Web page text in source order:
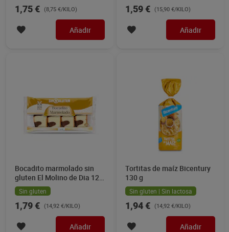
1,75 € (8,75 €/KILO)
Añadir
1,59 € (15,90 €/KILO)
Añadir
Bocadito marmolado sin
gluten El Molino de Dia 120
gSin gluten
1,79 € (14,92 €/KILO)
Añadir
Tortitas de maíz Bicentury
130 g
Sin gluten | Sin lactosa
1,94 € (14,92 €/KILO)
Añadir